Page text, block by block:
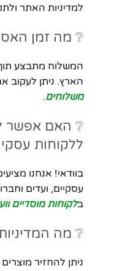
למדיניות האתר
❔ מה זמן
הארץ. ניתן לעקוב
משלוחים.
❔ האם אפשר
ללקוחות
בוודאי! אנחנו
עסקיים, ועדים
בלקוחות מוסדיים
❔ מה